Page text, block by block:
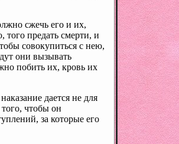
сжечь его и их,
того предать смерти, и
совокупиться с нею,
они вызывать
побить их, кровь их
дается не для
чтобы он
за которые его